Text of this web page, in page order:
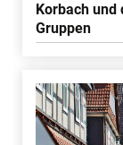
Korbach
Gruppen